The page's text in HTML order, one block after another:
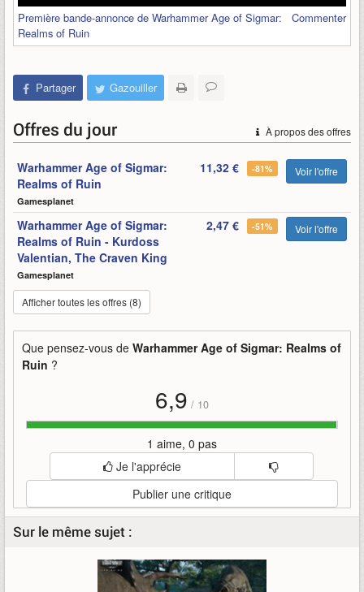
Commenter
Première bande-annonce de Warhammer Age of Sigmar:
Realms of Ruin
Partager Gazouiller
À propos des offres
Offres du jour
Warhammer Age of Sigmar:
Realms of Ruin
Gamesplanet
11,32 € -81% Voir l'offre
Warhammer Age of Sigmar:
Realms of Ruin - Kurdoss
Valentian, The Craven King
Gamesplanet
2,47 € -51% Voir l'offre
Afficher toutes les offres (8)
Que pensez-vous de Warhammer Age of Sigmar: Realms of
Ruin ?
6,9 / 10
1 aime, 0 pas
Je l'apprécie
Publier une critique
Sur le même sujet :